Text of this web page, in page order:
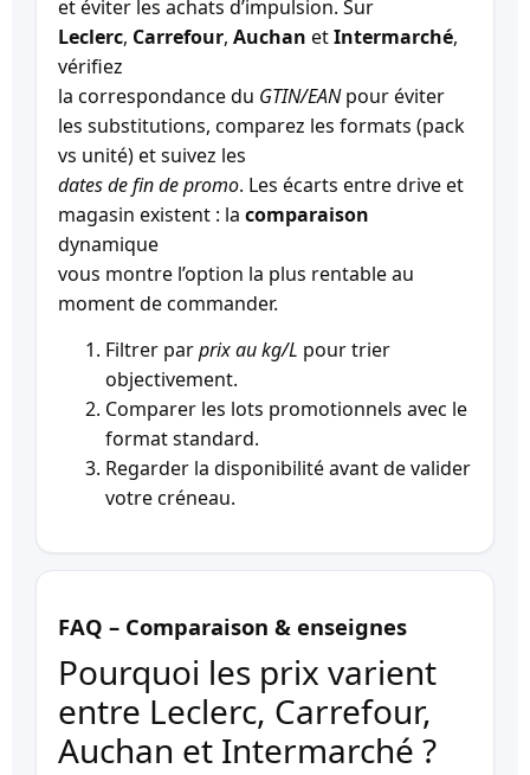
et éviter les achats d’impulsion. Sur
Leclerc, Carrefour, Auchan etIntermarché,
vérifiez
la correspondance du GTIN/EANpour éviter
les substitutions, comparez les formats (pack
vs unité) et suivez les
dates de fin de promo. Les écarts entre drive et
magasin existent : la comparaison
dynamique
vous montre l’option la plus rentable au
moment de commander.
Filtrer parprix au kg/L pour trier
objectivement.
Comparer les lots promotionnels avec le
format standard.
Regarder la disponibilité avant de valider
votre créneau.
FAQ – Comparaison & enseignes
Pourquoi les prix varient
entre Leclerc, Carrefour,
Auchan et Intermarché ?